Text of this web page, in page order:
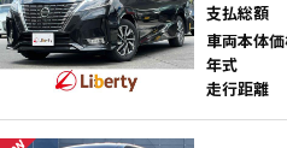
支払総額
車両本体
年式
走行距離